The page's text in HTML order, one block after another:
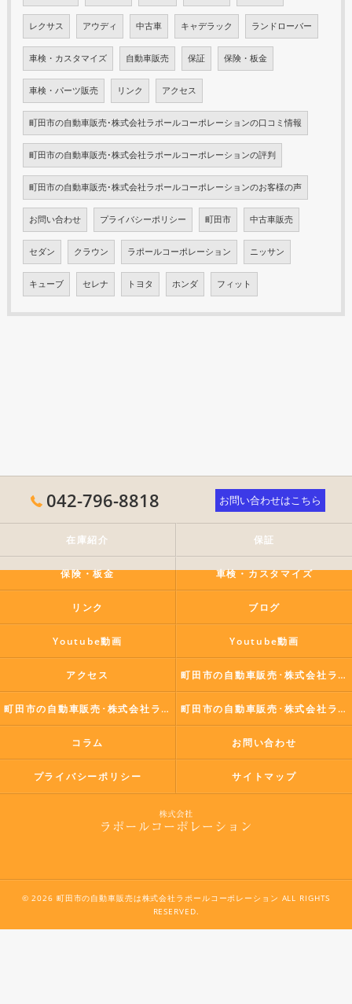
レクサス アウディ 中古車 キャデラック ランドローバー
車検・カスタマイズ 自動車販売 保証 保険・板金
車検・パーツ販売 リンク アクセス
町田市の自動車販売･株式会社ラポールコーポレーションの口コミ情報
町田市の自動車販売･株式会社ラポールコーポレーションの評判
町田市の自動車販売･株式会社ラポールコーポレーションのお客様の声
お問い合わせ プライバシーポリシー 町田市 中古車販売
セダン クラウン ラポールコーポレーション ニッサン
キューブ セレナ トヨタ ホンダ フィット
042-796-8818 お問い合わせはこちら
在庫紹介 保証
保険・板金 車検・カスタマイズ
リンク ブログ
Youtube動画 Youtube動画
アクセス 町田市の自動車販売･株式会社ラポールコーポレーションの口コミ情報
町田市の自動車販売･株式会社ラポールコーポレーションの評判 町田市の自動車販売･株式会社ラポールコーポレーションのお客様の声
コラム お問い合わせ
プライバシーポリシー サイトマップ
© 2026 町田市の自動車販売は株式会社ラポールコーポレーション ALL RIGHTS
RESERVED.